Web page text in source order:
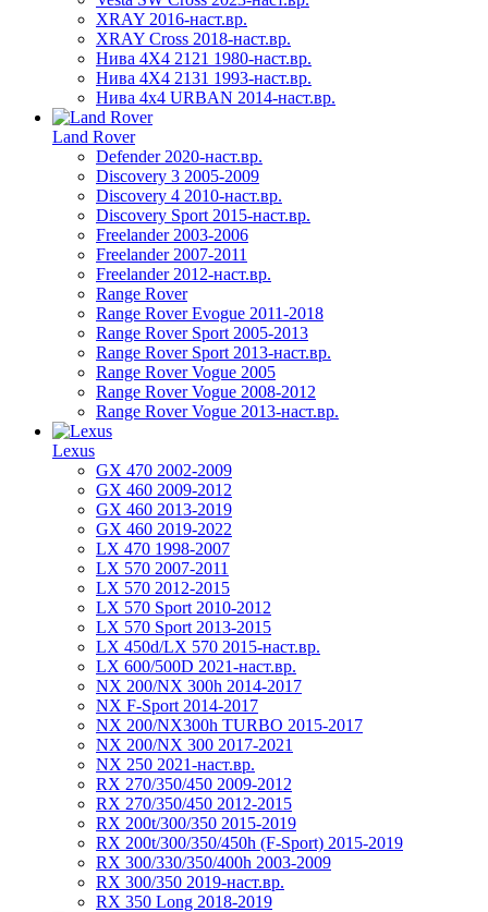
XRAY 2016-наст.вр.
XRAY Cross 2018-наст.вр.
Нива 4X4 2121 1980-наст.вр.
Нива 4X4 2131 1993-наст.вр.
Нива 4х4 URBAN 2014-наст.вр.
Land Rover
Defender 2020-наст.вр.
Discovery 3 2005-2009
Discovery 4 2010-наст.вр.
Discovery Sport 2015-наст.вр.
Freelander 2003-2006
Freelander 2007-2011
Freelander 2012-наст.вр.
Range Rover
Range Rover Evogue 2011-2018
Range Rover Sport 2005-2013
Range Rover Sport 2013-наст.вр.
Range Rover Vogue 2005
Range Rover Vogue 2008-2012
Range Rover Vogue 2013-наст.вр.
Lexus
GX 470 2002-2009
GX 460 2009-2012
GX 460 2013-2019
GX 460 2019-2022
LX 470 1998-2007
LX 570 2007-2011
LX 570 2012-2015
LX 570 Sport 2010-2012
LX 570 Sport 2013-2015
LX 450d/LX 570 2015-наст.вр.
LX 600/500D 2021-наст.вр.
NX 200/NX 300h 2014-2017
NX F-Sport 2014-2017
NX 200/NX300h TURBO 2015-2017
NX 200/NX 300 2017-2021
NX 250 2021-наст.вр.
RX 270/350/450 2009-2012
RX 270/350/450 2012-2015
RX 200t/300/350 2015-2019
RX 200t/300/350/450h (F-Sport) 2015-2019
RX 300/330/350/400h 2003-2009
RX 300/350 2019-наст.вр.
RX 350 Long 2018-2019